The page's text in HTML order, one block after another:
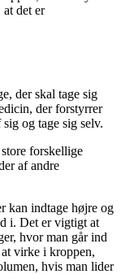
det er
der skal tage sig
der forstyrrer
og tage sig selv.
forskellige
af andre
kan indtage højre og
i. Det er vigtigt at
hvor man går ind
virke i kroppen,
hvis man lider